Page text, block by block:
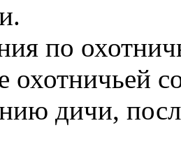
по
охотничьей
дичи,